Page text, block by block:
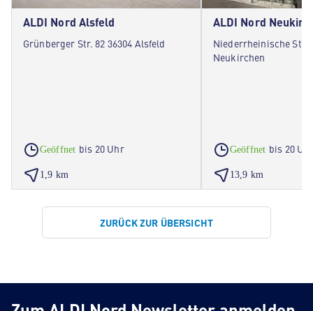
ALDI Nord Alsfeld
Grünberger Str. 82 36304 Alsfeld
Geöffnet bis 20 Uhr
1,9 km
ALDI Nord
Niederrheinische
Neukirchen
Geöffnet bis 20
13,9 km
ZURÜCK ZUR ÜBERSICHT